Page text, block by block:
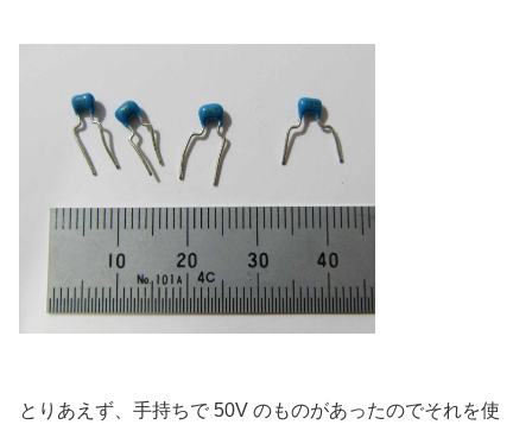
とりあえず、手持ちで 50V のものがあったのでそれを使